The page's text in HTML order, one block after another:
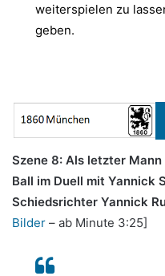
weiterspielen zu
geben.
Szene 8: Als letzter
Ball im Duell mit Yannick
Schiedsrichter Yannick
Bilder – ab Minute 3:25]